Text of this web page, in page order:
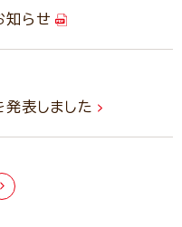
知らせ
表しました